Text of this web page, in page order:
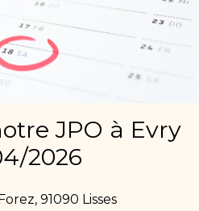
JPO à Evry
2026
91090 Lisses